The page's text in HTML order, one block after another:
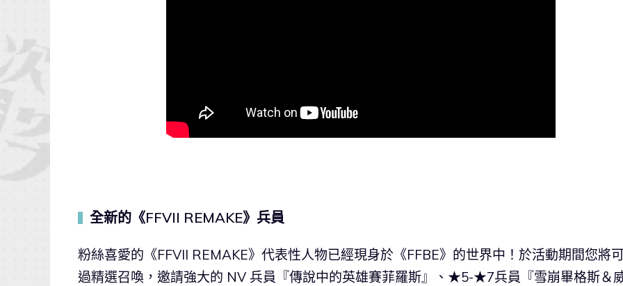
全新的《FFVII REMAKE》兵員
粉絲喜愛的《FFVII REMAKE》代表性人物已經現身於《FFBE》的世界中！於活動期間您將
過精選召喚，邀請強大的 NV 兵員『傳說中的英雄賽菲羅斯』、★5-★7兵員『雪崩畢格斯＆